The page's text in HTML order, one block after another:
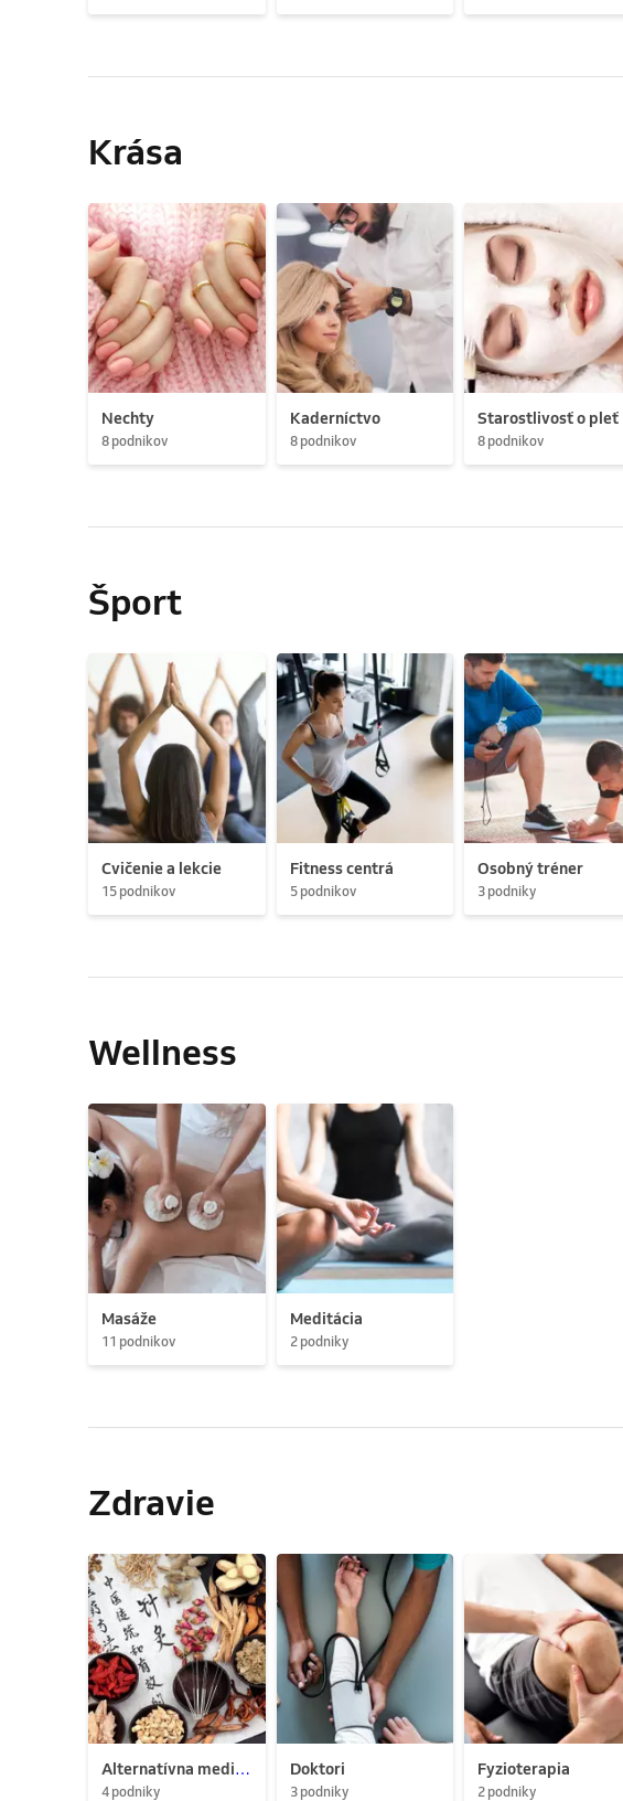
Krása
Nechty
8 podnikov
Kaderníctvo
8 podnikov
Starostlivosť o pleť
8 podnikov
Šport
Cvičenie a lekcie
15 podnikov
Fitness centrá
5 podnikov
Osobný tréner
3 podniky
Wellness
Masáže
11 podnikov
Meditácia
2 podniky
Zdravie
Alternatívna medicína
4 podniky
Doktori
3 podniky
Fyzioterapia
2 podniky